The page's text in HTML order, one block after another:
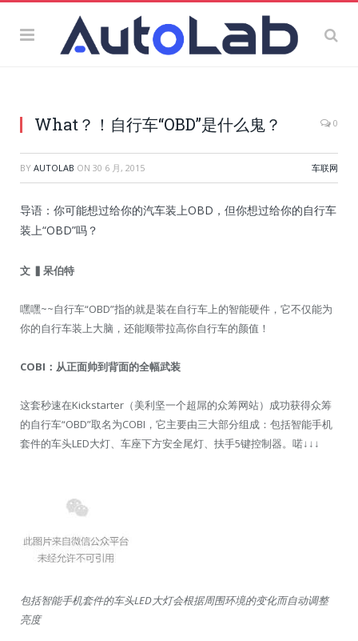
What？！自行车“OBD”是什么鬼？ 0
BY AUTOLAB ON 30 6 月, 2015 车联网
导语：你可能想过给你的汽车装上OBD，但你想过给你的自行车
装上“OBD”吗？
文 ▍呆伯特
嘿嘿~~自行车“OBD”指的就是装在自行车上的智能硬件，它不仅能为
你的自行车装上大脑，还能顺带拉高你自行车的颜值！
COBI：从正面帅到背面的全幅武装
这套秒速在Kickstarter（美利坚一个超屌的众筹网站）成功获得众筹
的自行车“OBD”取名为COBI，它主要由三大部分组成：包括智能手机
套件的车头LED大灯、车座下方安全尾灯、扶手5键控制器。喏↓↓↓
包括智能手机套件的车头LED大灯会根据周围环境的变化而自动调整
亮度